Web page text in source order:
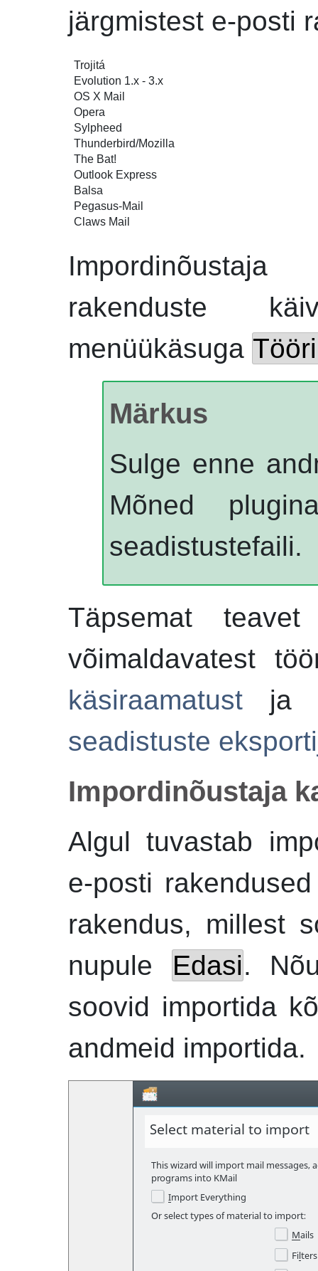
järgmistest e-posti
Trojitá
Evolution 1.x - 3.x
OS X Mail
Opera
Sylpheed
Thunderbird/Mozilla
The Bat!
Outlook Express
Balsa
Pegasus-Mail
Claws Mail
Impordinõustaja
rakenduste
menüükäsuga
Märkus
Sulge enne
Mõned
seadistustefaili.
Täpsemat
võimaldavatest
käsiraamatust ja
seadistuste
Impordinõustaja
Algul tuvastab
e-posti
rakendus, millest
nupule
Edasi.
soovid importida
andmeid importida.